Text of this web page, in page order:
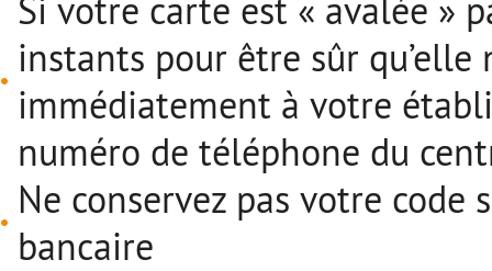
Si votre carte est « avalée »
instants pour être sûr qu’elle
immédiatement à votre
numéro de téléphone du
Ne conservez pas votre
bancaire